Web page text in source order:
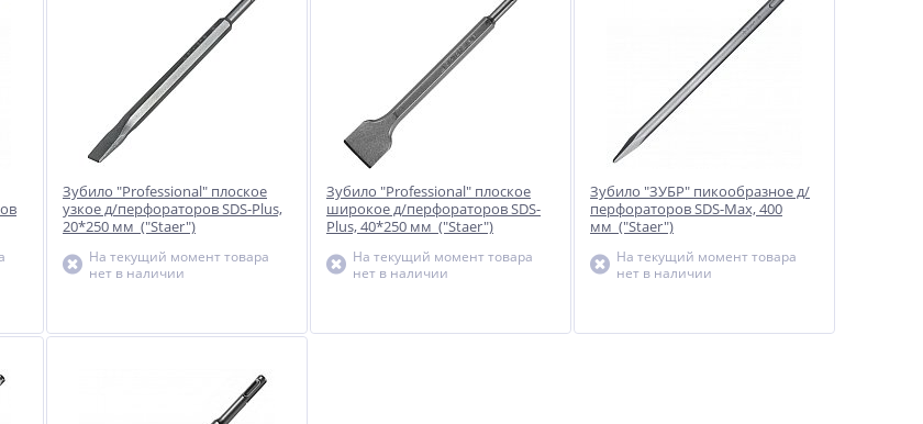
Зубило "Professional" плоское
узкое д/перфораторов SDS-Plus,
20*250 мм ("Staer")
На текущий момент товара
нет в наличии
Зубило "Professional" плоское
широкое д/перфораторов SDS-
Plus, 40*250 мм ("Staer")
На текущий момент товара
нет в наличии
Зубило "ЗУБР" пикообразное д/
перфораторов SDS-Max, 400
мм ("Staer")
На текущий момент товара
нет в наличии